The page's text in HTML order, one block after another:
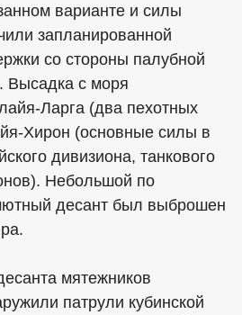
варианте и силы
запланированной
со стороны палубной
с моря
Ларга (два пехотных
Хирон (основные силы в
дивизиона, танкового
Небольшой по
десант был выброшен
мятежников
патрули кубинской